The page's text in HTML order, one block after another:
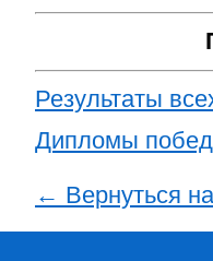
Результаты
Дипломы
← Вернуться